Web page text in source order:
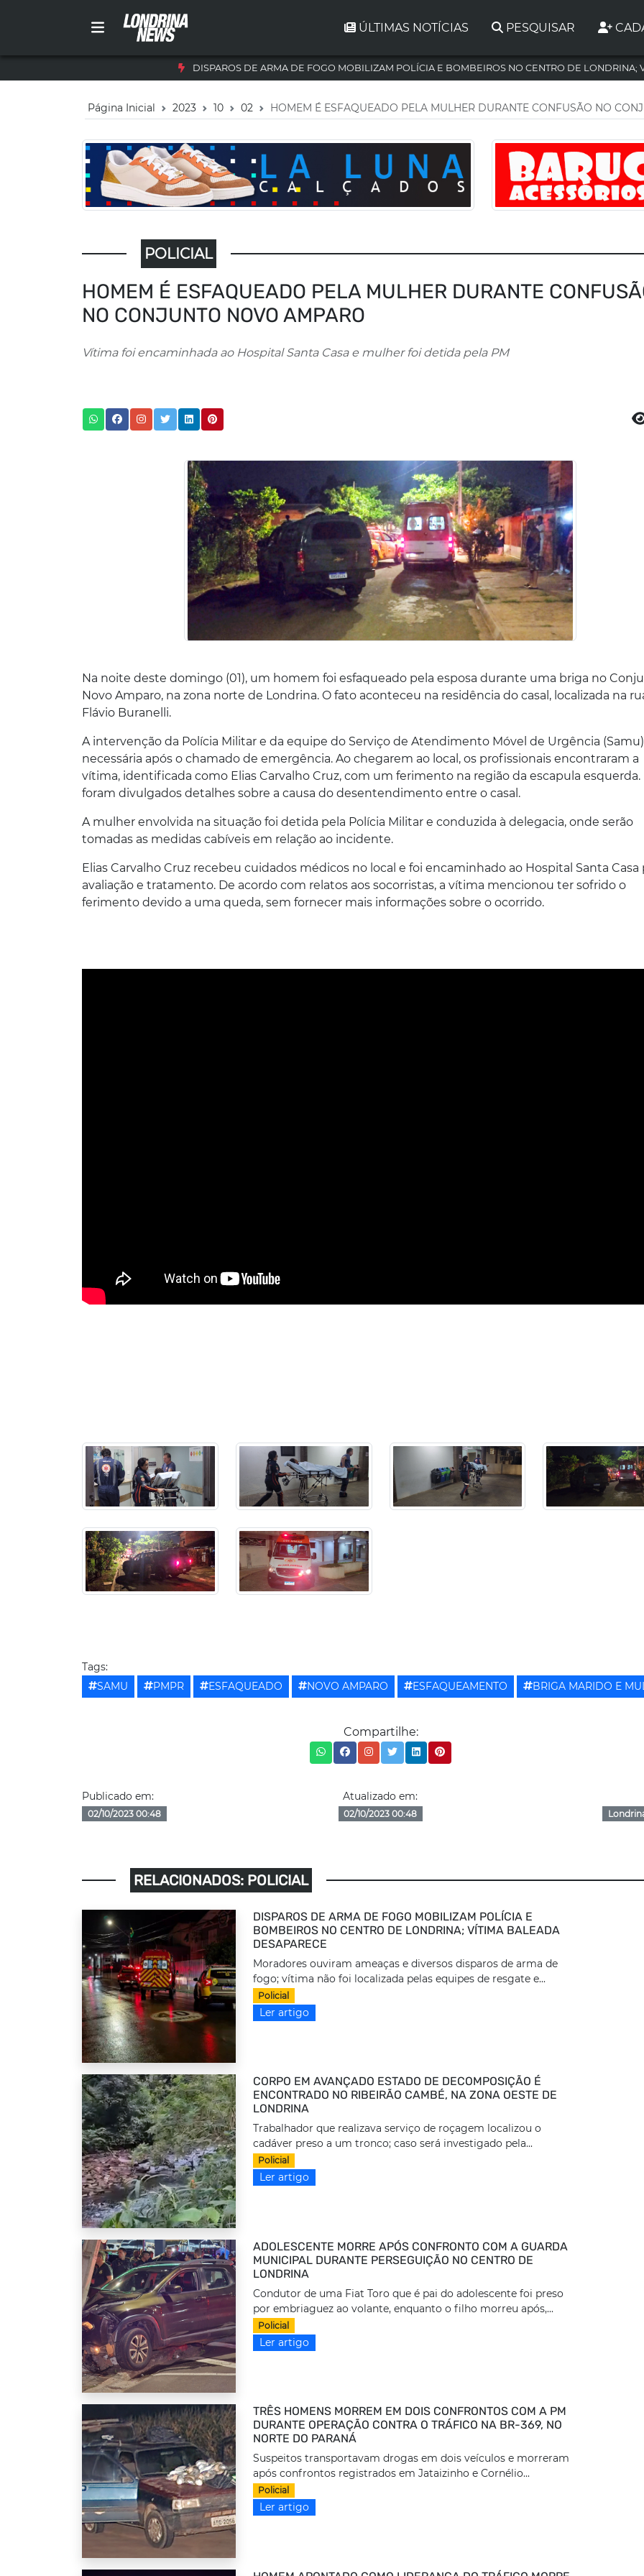
ÚLTIMAS NOTÍCIAS PESQUISAR
DISPAROS DE ARMA DE FOGO MOBILIZAM POLÍCIA E BOMBEIROS NO CENTRO DE LONDRINA;
Página Inicial 2023 10 02 HOMEM É ESFAQUEADO PELA MULHER DURANTE CONFUSÃO NO
POLICIAL
HOMEM É ESFAQUEADO PELA MULHER DURANTE
NO CONJUNTO NOVO AMPARO
Vítima foi encaminhada ao Hospital Santa Casa e mulher foi detida pela PM
Na noite deste domingo (01), um homem foi esfaqueado pela esposa durante uma briga no
Novo Amparo, na zona norte de Londrina. O fato aconteceu na residência do casal, localizada na
Flávio Buranelli.
A intervenção da Polícia Militar e da equipe do Serviço de Atendimento Móvel de Urgência
necessária após o chamado de emergência. Ao chegarem ao local, os profissionais encontraram a
vítima, identificada como Elias Carvalho Cruz, com um ferimento na região da escapula esquerda.
foram divulgados detalhes sobre a causa do desentendimento entre o casal.
A mulher envolvida na situação foi detida pela Polícia Militar e conduzida à delegacia, onde serão
tomadas as medidas cabíveis em relação ao incidente.
Elias Carvalho Cruz recebeu cuidados médicos no local e foi encaminhado ao Hospital Santa Casa
avaliação e tratamento. De acordo com relatos aos socorristas, a vítima mencionou ter sofrido o
ferimento devido a uma queda, sem fornecer mais informações sobre o ocorrido.
Tags:
SAMU
PMPR ESFAQUEADO NOVO AMPARO ESFAQUEAMENTO BRIGA MARIDO E
Compartilhe:
Publicado em:
02/10/2023 00:48
Atualizado em:
02/10/2023 00:48
RELACIONADOS: POLICIAL
DISPAROS DE ARMA DE FOGO MOBILIZAM POLÍCIA E
BOMBEIROS NO CENTRO DE LONDRINA; VÍTIMA BALEADA
DESAPARECE
Moradores ouviram ameaças e diversos disparos de arma de
fogo; vítima não foi localizada pelas equipes de resgate e...
Policial
Ler artigo
CORPO EM AVANÇADO ESTADO DE DECOMPOSIÇÃO É
ENCONTRADO NO RIBEIRÃO CAMBÉ, NA ZONA OESTE DE
LONDRINA
Trabalhador que realizava serviço de roçagem localizou o
cadáver preso a um tronco; caso será investigado pela...
Policial
Ler artigo
ADOLESCENTE MORRE APÓS CONFRONTO COM A GUARDA
MUNICIPAL DURANTE PERSEGUIÇÃO NO CENTRO DE
LONDRINA
Condutor de uma Fiat Toro que é pai do adolescente foi preso
por embriaguez ao volante, enquanto o filho morreu após,...
Policial
Ler artigo
TRÊS HOMENS MORREM EM DOIS CONFRONTOS COM A PM
DURANTE OPERAÇÃO CONTRA O TRÁFICO NA BR-369, NO
NORTE DO PARANÁ
Suspeitos transportavam drogas em dois veículos e morreram
após confrontos registrados em Jataizinho e Cornélio...
Policial
Ler artigo